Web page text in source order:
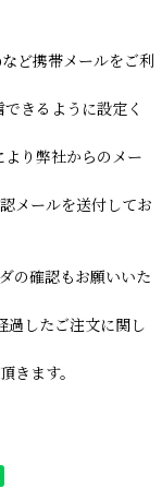
携帯メールをご利
きるように設定く
り弊社からのメー
メールを送付してお
の確認もお願いいた
過したご注文に関し
きます。